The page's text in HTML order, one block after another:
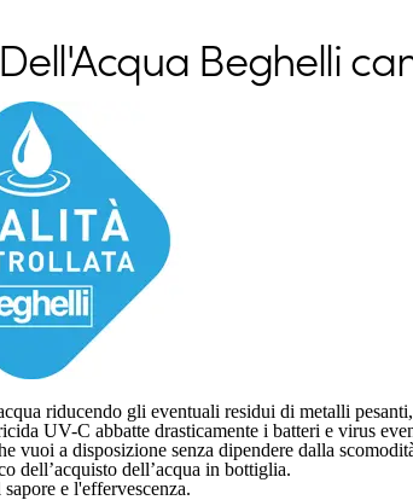
Beghelli
riducendo gli eventuali residui di metalli
UV-C abbatte drasticamente i batteri e virus
vuoi a disposizione senza dipendere dalla
dell’acquisto dell’acqua in bottiglia.
e l'effervescenza.